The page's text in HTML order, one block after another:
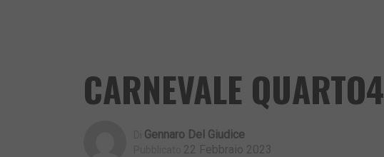
CARNEVALE QUARTO4
Gennaro Del Giudice
22 Febbraio 2023